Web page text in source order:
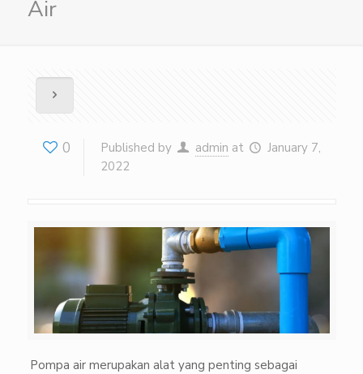
Air
0 Published by admin at
January 7,
2022
Pompa air merupakan alat yang penting sebagai